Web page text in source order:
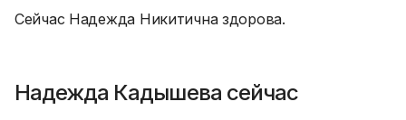
Сейчас Надежда Никитична здорова.
Надежда Кадышева сейчас